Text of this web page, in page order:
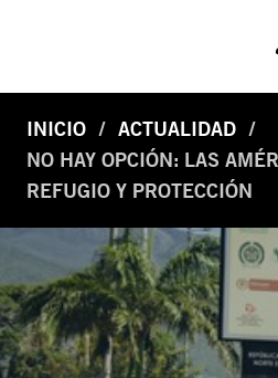
INICIO
ACTUALIDAD
NO HAY OPCIÓN: LAS
REFUGIO Y PROTECCIÓN